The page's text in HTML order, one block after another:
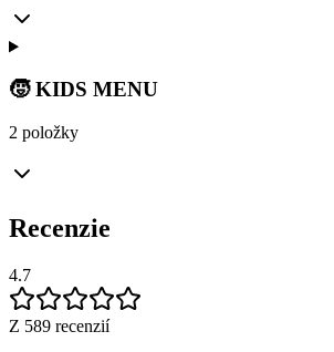
🧒 KIDS MENU
2 položky
Recenzie
4.7
Z 589 recenzií